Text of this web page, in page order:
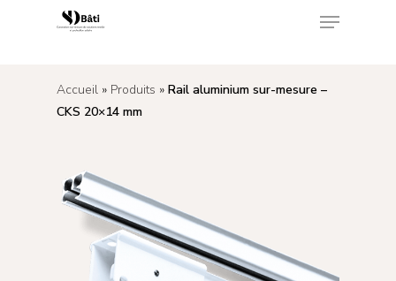
Appuyez sur Enter pour rechercher ou sur ESC
pour fermer
Accueil » Produits » Rail aluminium sur-mesure –
CKS 20×14 mm